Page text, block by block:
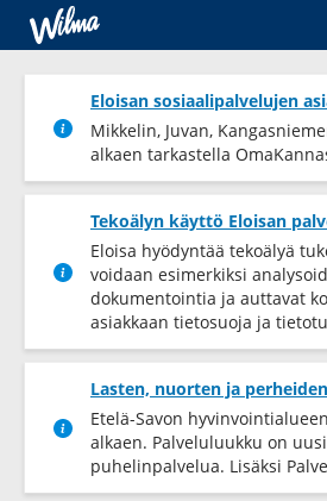
Eloisan sosiaalipalvelujen
Mikkelin, Juvan,
alkaen tarkastella
Tekoälyn käyttö Eloisan
Eloisa hyödyntää tekoälyä
voidaan esimerkiksi
dokumentointia ja auttavat
asiakkaan tietosuoja ja
Lasten, nuorten ja
Etelä-Savon
alkaen. Palveluluukku on
puhelinpalvelua. Lisäksi